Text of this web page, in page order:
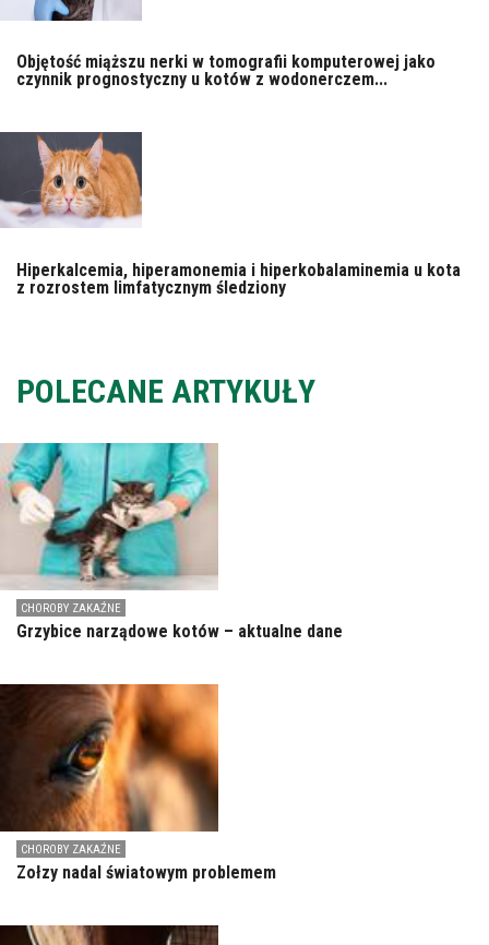
Objętość miąższu nerki w tomografii komputerowej jako
czynnik prognostyczny u kotów z wodonerczem...
Hiperkalcemia, hiperamonemia i hiperkobalaminemia u kota
z rozrostem limfatycznym śledziony
POLECANE ARTYKUŁY
CHOROBY ZAKAŹNE
Grzybice narządowe kotów – aktualne dane
CHOROBY ZAKAŹNE
Zołzy nadal światowym problemem